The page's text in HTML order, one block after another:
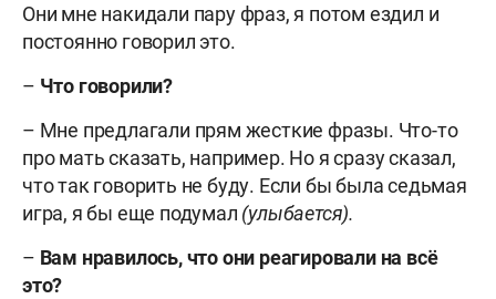
Они мне накидали пару фраз, я потом ездил и
постоянно говорил это.
– Что говорили?
– Мне предлагали прям жесткие фразы. Что-то
про мать сказать, например. Но я сразу сказал,
что так говорить не буду. Если бы была седьмая
игра, я бы еще подумал (улыбается).
– Вам нравилось, что они реагировали на всё
это?